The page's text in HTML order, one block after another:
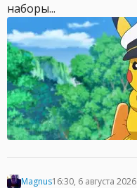
наборы...
Magnus16:30, 6 августа 2026